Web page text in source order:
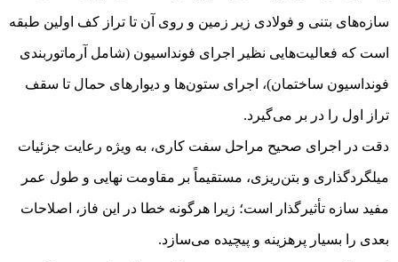
سازه‌های بتنی و فولادی زیر زمین و روی آن تا تراز کف اولین طبقه
است که فعالیت‌هایی نظیر اجرای فونداسیون (شامل آرماتوربندی
فونداسیون ساختمان)، اجرای ستون‌ها و دیوارهای حمال تا سقف
تراز اول را در بر می‌گیرد.
دقت در اجرای صحیح مراحل سفت کاری، به ویژه رعایت جزئیات
میلگردگذاری و بتن‌ریزی، مستقیماً بر مقاومت نهایی و طول عمر
مفید سازه تأثیرگذار است؛ زیرا هرگونه خطا در این فاز، اصلاحات
بعدی را بسیار پرهزینه و پیچیده می‌سازد.